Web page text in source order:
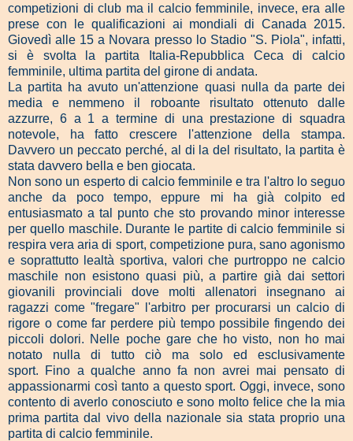
competizioni di club ma il calcio femminile, invece, era alle
prese con le qualificazioni ai mondiali di Canada 2015.
Giovedì alle 15 a Novara presso lo Stadio "S. Piola", infatti,
si è svolta la partita Italia-Repubblica Ceca di calcio
femminile, ultima partita del girone di andata.
La partita ha avuto un'attenzione quasi nulla da parte dei
media e nemmeno il roboante risultato ottenuto dalle
azzurre, 6 a 1 a termine di una prestazione di squadra
notevole, ha fatto crescere l'attenzione della stampa.
Davvero un peccato perché, al di la del risultato, la partita è
stata davvero bella e ben giocata.
Non sono un esperto di calcio femminile e tra l'altro lo seguo
anche da poco tempo, eppure mi ha già colpito ed
entusiasmato a tal punto che sto provando minor interesse
per quello maschile. Durante le partite di calcio femminile si
respira vera aria di sport, competizione pura, sano agonismo
e soprattutto lealtà sportiva, valori che purtroppo ne calcio
maschile non esistono quasi più, a partire già dai settori
giovanili provinciali dove molti allenatori insegnano ai
ragazzi come "fregare" l'arbitro per procurarsi un calcio di
rigore o come far perdere più tempo possibile fingendo dei
piccoli dolori. Nelle poche gare che ho visto, non ho mai
notato nulla di tutto ciò ma solo ed esclusivamente
sport. Fino a qualche anno fa non avrei mai pensato di
appassionarmi così tanto a questo sport. Oggi, invece, sono
contento di averlo conosciuto e sono molto felice che la mia
prima partita dal vivo della nazionale sia stata proprio una
partita di calcio femminile.